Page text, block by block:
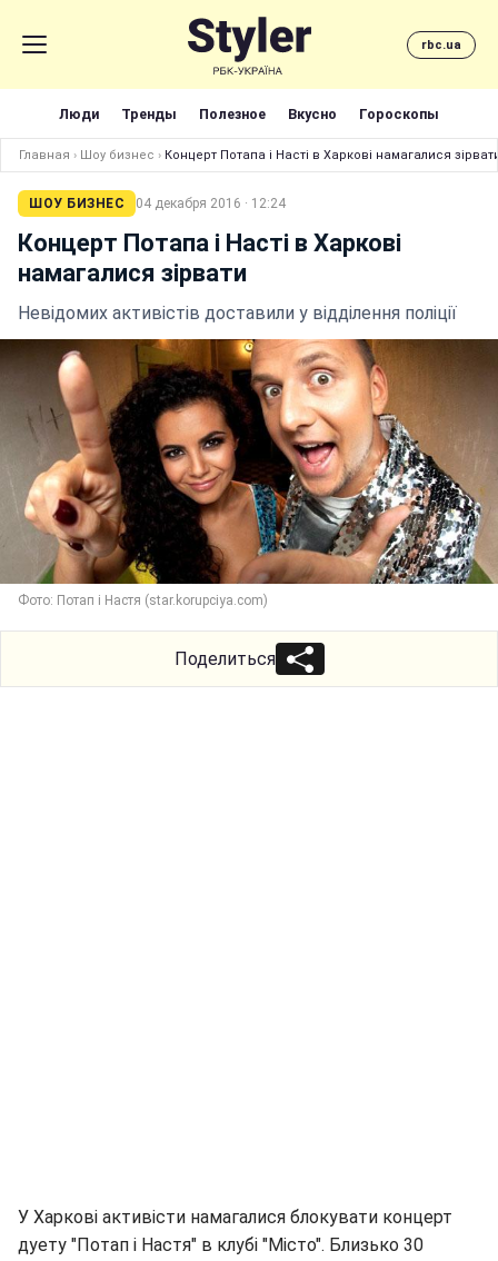
rbc.ua
Люди Тренды Полезное Вкусно Гороскопы
Главная › Шоу бизнес › Концерт Потапа і Насті в Харкові намагалися
ШОУ БИЗНЕС 04 декабря 2016 · 12:24
Концерт Потапа і Насті в Харкові
намагалися зірвати
Невідомих активістів доставили у відділення поліції
Фото: Потап і Настя (star.korupciya.com)
Поделиться
У Харкові активісти намагалися блокувати концерт
дуету "Потап і Настя" в клубі "Місто". Близько 30